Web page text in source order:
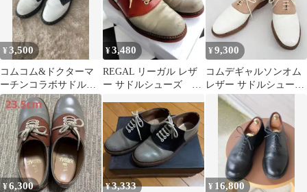
¥3,500
コムコム&ドクターマ
ーチンコラボサドルシ
ューズ
¥3,480
REGAL リーガル レザ
ー サドルシューズ バ
¥9,300
コムデギャルソンオム
レザー サドルシューズ
24.5cm
¥6,300 ¥3,333 ¥ 16,800